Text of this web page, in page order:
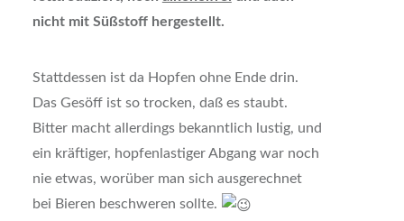
nicht mit Süßstoff hergestellt.
Stattdessen ist da Hopfen ohne Ende drin.
Das Gesöff ist so trocken, daß es staubt.
Bitter macht allerdings bekanntlich lustig, und
ein kräftiger, hopfenlastiger Abgang war noch
nie etwas, worüber man sich ausgerechnet
bei Bieren beschweren sollte.